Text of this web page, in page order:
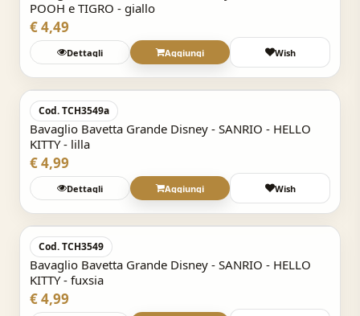
POOH e TIGRO - giallo
€ 4,49
Dettagli Aggiungi Wish
Acquisto Veloce
Cod. TCH3549a
Bavaglio Bavetta Grande Disney - SANRIO - HELLO
KITTY - lilla
€ 4,99
Dettagli Aggiungi Wish
Acquisto Veloce
Cod. TCH3549
Bavaglio Bavetta Grande Disney - SANRIO - HELLO
KITTY - fuxsia
€ 4,99